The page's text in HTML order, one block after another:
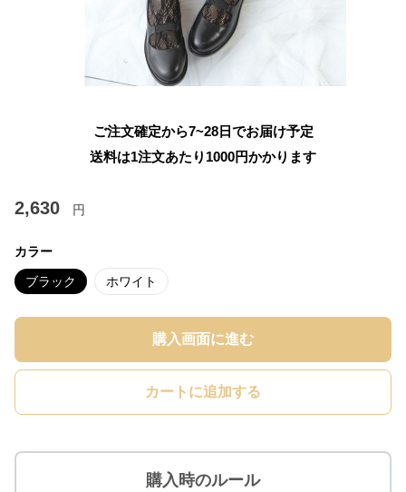
ご注文確定から7~28日でお届け予定
送料は1注文あたり 1000円かかります
2,630 円
カラー
ブラック ホワイト
購入画面に進む
カートに追加する
購入時のルール